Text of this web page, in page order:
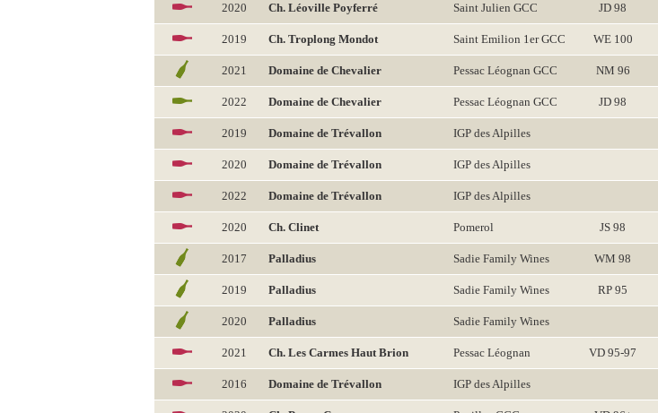
2020 Ch. Léoville Poyferré Saint Julien GCC JD 98
2019 Ch. Troplong Mondot Saint Emilion 1er GCC WE 100
2021 Domaine de Chevalier Pessac Léognan GCC NM 96
2022 Domaine de Chevalier Pessac Léognan GCC JD 98
2019 Domaine de Trévallon IGP des Alpilles
2020 Domaine de Trévallon IGP des Alpilles
2022 Domaine de Trévallon IGP des Alpilles
2020 Ch. Clinet Pomerol JS 98
2017 Palladius Sadie Family Wines WM 98
2019 Palladius Sadie Family Wines RP 95
2020 Palladius Sadie Family Wines
2021 Ch. Les Carmes Haut Brion Pessac Léognan VD 95-97
2016 Domaine de Trévallon IGP des Alpilles